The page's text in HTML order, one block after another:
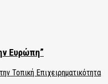
Ευρώπη”